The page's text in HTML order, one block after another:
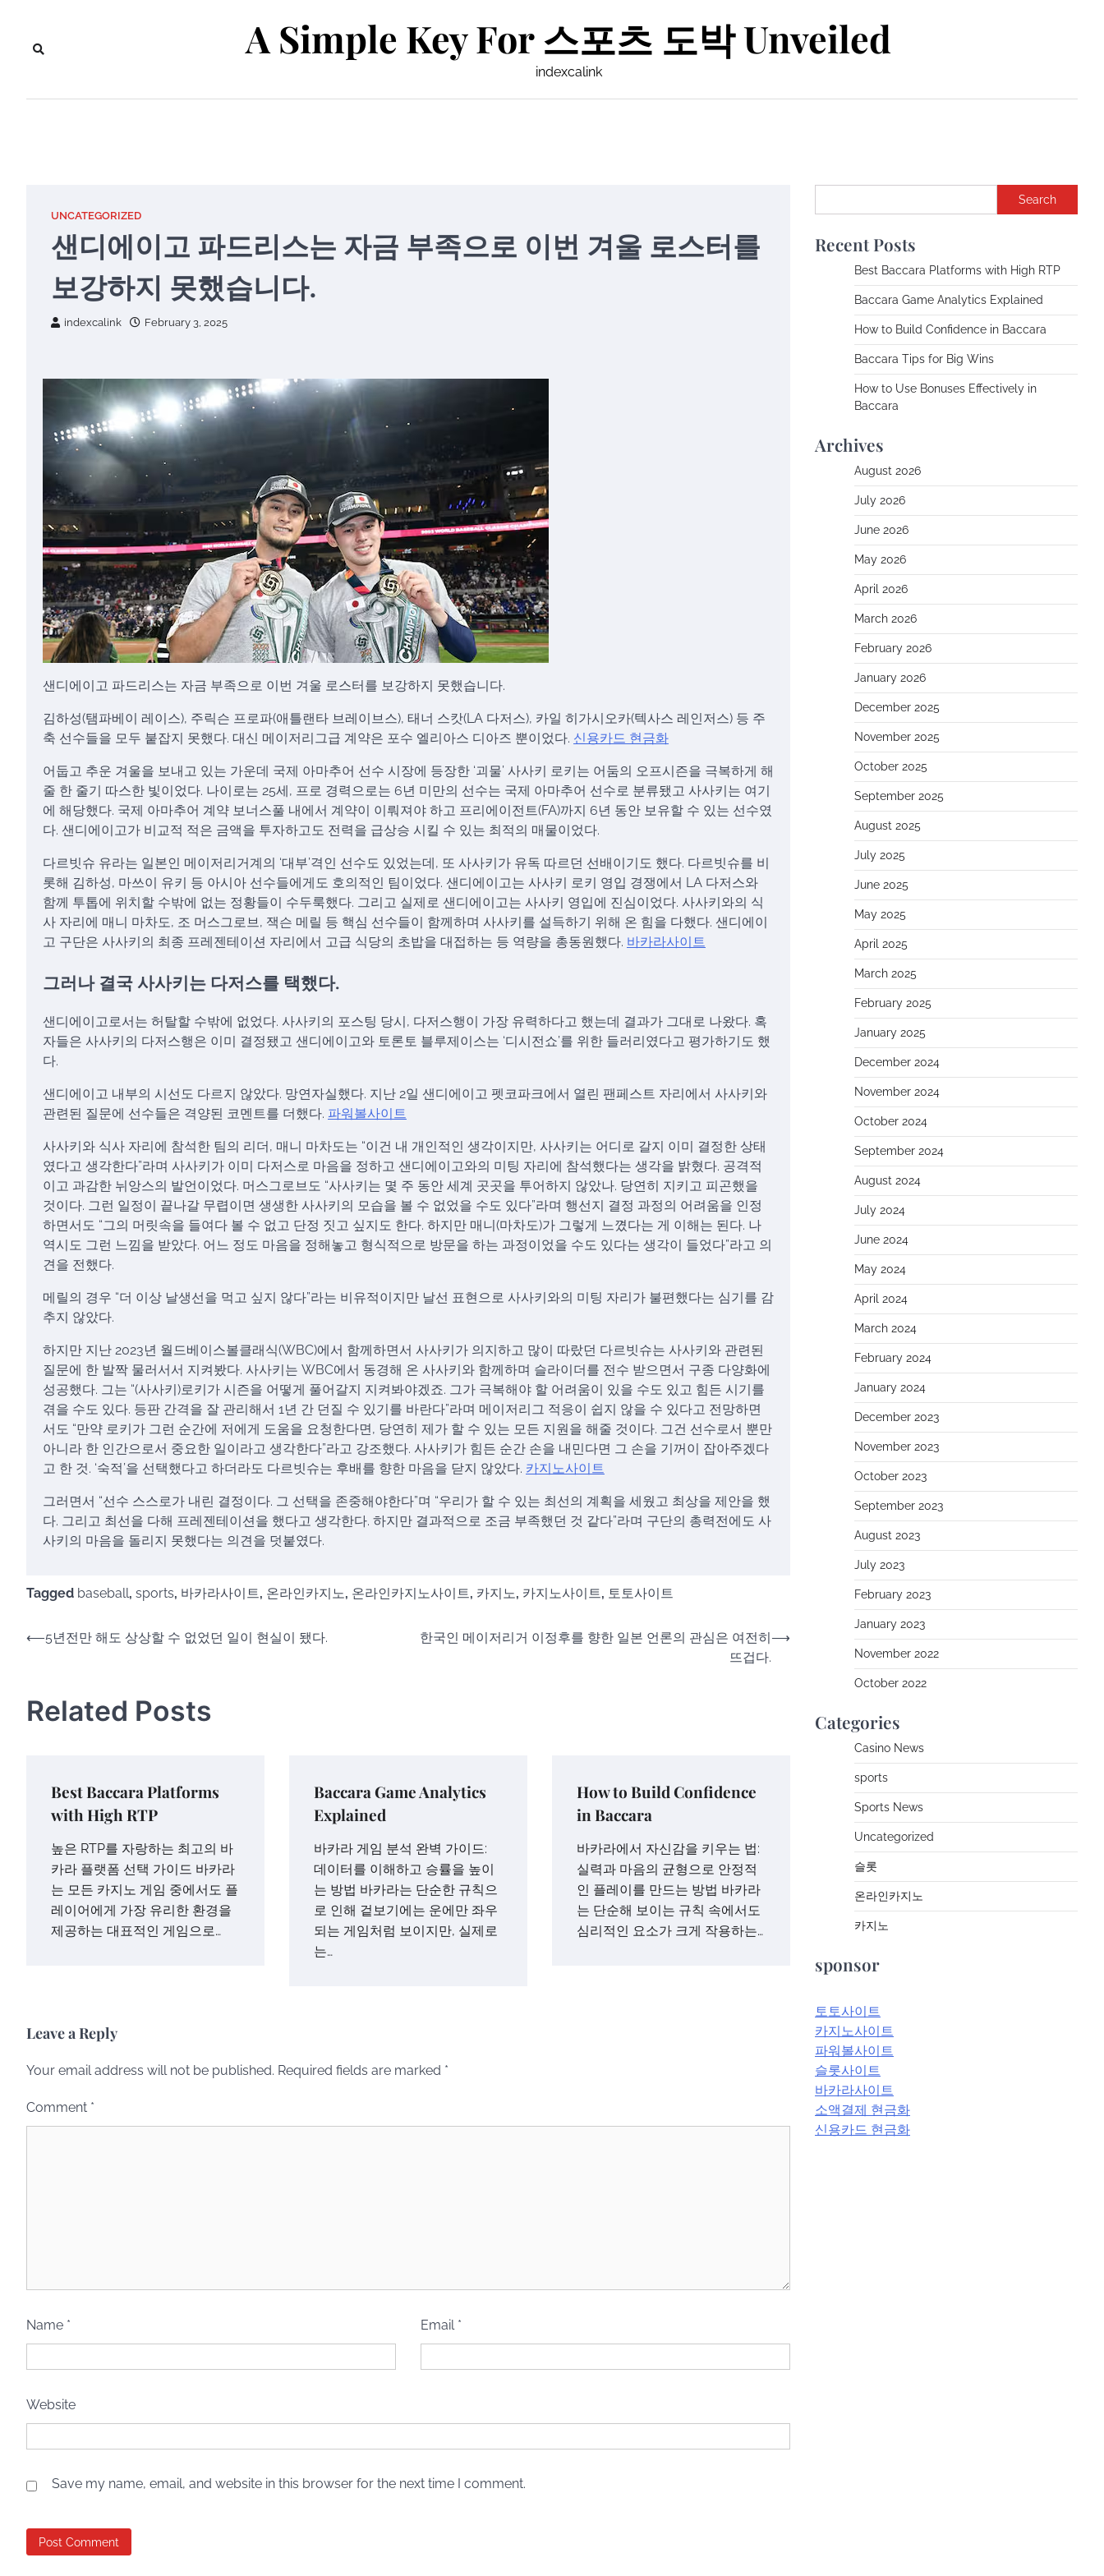
content
A Simple Key For 스포츠 도박 Unveiled
indexcalink
UNCATEGORIZED
샌디에이고 파드리스는 자금 부족으로 이번 겨울 로스터를
보강하지 못했습니다.
indexcalink February 3, 2025
샌디에이고 파드리스는 자금 부족으로 이번 겨울 로스터를 보강하지 못했습니다.
김하성(탬파베이 레이스), 주릭슨 프로파(애틀랜타 브레이브스), 태너 스캇(LA 다저스), 카일 히가시오카(텍사스 레인저스) 등 주
축 선수들을 모두 붙잡지 못했다. 대신 메이저리그급 계약은 포수 엘리아스 디아즈 뿐이었다. 신용카드 현금화
어둡고 추운 겨울을 보내고 있는 가운데 국제 아마추어 선수 시장에 등장한 ‘괴물’ 사사키 로키는 어둠의 오프시즌을 극복하게 해
줄 한 줄기 따스한 빛이었다. 나이로는 25세, 프로 경력으로는 6년 미만의 선수는 국제 아마추어 선수로 분류됐고 사사키는 여기
에 해당했다. 국제 아마추어 계약 보너스풀 내에서 계약이 이뤄져야 하고 프리에이전트(FA)까지 6년 동안 보유할 수 있는 선수였
다. 샌디에이고가 비교적 적은 금액을 투자하고도 전력을 급상승 시킬 수 있는 최적의 매물이었다.
다르빗슈 유라는 일본인 메이저리거계의 ‘대부’격인 선수도 있었는데, 또 사사키가 유독 따르던 선배이기도 했다. 다르빗슈를 비
롯해 김하성, 마쓰이 유키 등 아시아 선수들에게도 호의적인 팀이었다. 샌디에이고는 사사키 로키 영입 경쟁에서 LA 다저스와
함께 투톱에 위치할 수밖에 없는 정황들이 수두룩했다. 그리고 실제로 샌디에이고는 사사키 영입에 진심이었다. 사사키와의 식
사 자리에 매니 마차도, 조 머스그로브, 잭슨 메릴 등 핵심 선수들이 함께하며 사사키를 설득하기 위해 온 힘을 다했다. 샌디에이
고 구단은 사사키의 최종 프레젠테이션 자리에서 고급 식당의 초밥을 대접하는 등 역량을 총동원했다. 바카라사이트
그러나 결국 사사키는 다저스를 택했다.
샌디에이고로서는 허탈할 수밖에 없었다. 사사키의 포스팅 당시, 다저스행이 가장 유력하다고 했는데 결과가 그대로 나왔다. 혹
자들은 사사키의 다저스행은 이미 결정됐고 샌디에이고와 토론토 블루제이스는 ‘디시전쇼’를 위한 들러리였다고 평가하기도 했
다.
샌디에이고 내부의 시선도 다르지 않았다. 망연자실했다. 지난 2일 샌디에이고 펫코파크에서 열린 팬페스트 자리에서 사사키와
관련된 질문에 선수들은 격양된 코멘트를 더했다. 파워볼사이트
사사키와 식사 자리에 참석한 팀의 리더, 매니 마차도는 “이건 내 개인적인 생각이지만, 사사키는 어디로 갈지 이미 결정한 상태
였다고 생각한다”라며 사사키가 이미 다저스로 마음을 정하고 샌디에이고와의 미팅 자리에 참석했다는 생각을 밝혔다. 공격적
이고 과감한 뉘앙스의 발언이었다. 머스그로브도 “사사키는 몇 주 동안 세계 곳곳을 투어하지 않았나. 당연히 지키고 피곤했을
것이다. 그런 일정이 끝나갈 무렵이면 생생한 사사키의 모습을 볼 수 없었을 수도 있다”라며 행선지 결정 과정의 어려움을 인정
하면서도 “그의 머릿속을 들여다 볼 수 없고 단정 짓고 싶지도 한다. 하지만 매니(마차도)가 그렇게 느꼈다는 게 이해는 된다. 나
역시도 그런 느낌을 받았다. 어느 정도 마음을 정해놓고 형식적으로 방문을 하는 과정이었을 수도 있다는 생각이 들었다”라고 의
견을 전했다.
메릴의 경우 “더 이상 날생선을 먹고 싶지 않다”라는 비유적이지만 날선 표현으로 사사키와의 미팅 자리가 불편했다는 심기를 감
추지 않았다.
하지만 지난 2023년 월드베이스볼클래식(WBC)에서 함께하면서 사사키가 의지하고 많이 따랐던 다르빗슈는 사사키와 관련된
질문에 한 발짝 물러서서 지켜봤다. 사사키는 WBC에서 동경해 온 사사키와 함께하며 슬라이더를 전수 받으면서 구종 다양화에
성공했다. 그는 “(사사키)로키가 시즌을 어떻게 풀어갈지 지켜봐야겠죠. 그가 극복해야 할 어려움이 있을 수도 있고 힘든 시기를
겪을 수도 있다. 등판 간격을 잘 관리해서 1년 간 던질 수 있기를 바란다”라며 메이저리그 적응이 쉽지 않을 수 있다고 전망하면
서도 “만약 로키가 그런 순간에 저에게 도움을 요청한다면, 당연히 제가 할 수 있는 모든 지원을 해줄 것이다. 그건 선수로서 뿐만
아니라 한 인간으로서 중요한 일이라고 생각한다”라고 강조했다. 사사키가 힘든 순간 손을 내민다면 그 손을 기꺼이 잡아주겠다
고 한 것. ‘숙적’을 선택했다고 하더라도 다르빗슈는 후배를 향한 마음을 닫지 않았다. 카지노사이트
그러면서 “선수 스스로가 내린 결정이다. 그 선택을 존중해야한다”며 “우리가 할 수 있는 최선의 계획을 세웠고 최상을 제안을 했
다. 그리고 최선을 다해 프레젠테이션을 했다고 생각한다. 하지만 결과적으로 조금 부족했던 것 같다”라며 구단의 총력전에도 사
사키의 마음을 돌리지 못했다는 의견을 덧붙였다.
Tagged baseball, sports, 바카라사이트, 온라인카지노, 온라인카지노사이트, 카지노, 카지노사이트, 토토사이트
Post
⟵5년전만 해도 상상할 수 없었던 일이 현실이 됐다.
한국인 메이저리거 이정후를 향한 일본 언론의 관심은 여전히
뜨겁다.
⟶
Related Posts
Best Baccara Platforms
with High RTP
높은 RTP를 자랑하는 최고의 바
카라 플랫폼 선택 가이드 바카라
는 모든 카지노 게임 중에서도 플
레이어에게 가장 유리한 환경을
제공하는 대표적인 게임으로…
Baccara Game Analytics
Explained
바카라 게임 분석 완벽 가이드:
데이터를 이해하고 승률을 높이
는 방법 바카라는 단순한 규칙으
로 인해 겉보기에는 운에만 좌우
되는 게임처럼 보이지만, 실제로
는…
How to Build Confidence
in Baccara
바카라에서 자신감을 키우는 법:
실력과 마음의 균형으로 안정적
인 플레이를 만드는 방법 바카라
는 단순해 보이는 규칙 속에서도
심리적인 요소가 크게 작용하는…
Leave a Reply
Your email address will not be published. Required fields are marked *
Comment *
Name * Email *
Website
Save my name, email, and website in this browser for the next time I comment.
Search
Recent Posts
Best Baccara Platforms with High RTP
Baccara Game Analytics Explained
How to Build Confidence in Baccara
Baccara Tips for Big Wins
How to Use Bonuses Effectively in
Baccara
Archives
August 2026
July 2026
June 2026
May 2026
April 2026
March 2026
February 2026
January 2026
December 2025
November 2025
October 2025
September 2025
August 2025
July 2025
June 2025
May 2025
April 2025
March 2025
February 2025
January 2025
December 2024
November 2024
October 2024
September 2024
August 2024
July 2024
June 2024
May 2024
April 2024
March 2024
February 2024
January 2024
December 2023
November 2023
October 2023
September 2023
August 2023
July 2023
February 2023
January 2023
November 2022
October 2022
Categories
Casino News
sports
Sports News
Uncategorized
슬롯
온라인카지노
카지노
sponsor
토토사이트
카지노사이트
파워볼사이트
슬롯사이트
바카라사이트
소액결제 현금화
신용카드 현금화